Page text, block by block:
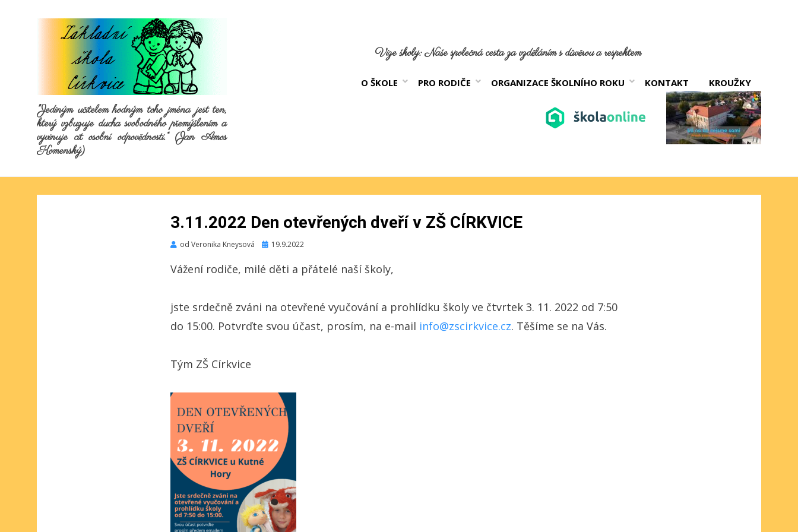
"Jediným učitelem hodným toho jména jest ten,
který vzbuzuje ducha svobodného přemýšlením a
vyvinuje cit osobní odpovědnosti.“ (Jan Amos
Komenský)
Vize školy: Naše společná cesta za vzděláním s důvěrou a respektem
O ŠKOLE PRO RODIČE ORGANIZACE ŠKOLNÍHO ROKU KONTAKT KROUŽKY
3.11.2022 Den otevřených dveří v ZŠ CÍRKVICE
od Veronika Kneysová Publikováno
19.9.2022
Vážení rodiče, milé děti a přátelé naší školy,
jste srdečně zváni na otevřené vyučování a prohlídku školy ve čtvrtek 3. 11. 2022 od 7:50
do 15:00. Potvrďte svou účast, prosím, na e-mail info@zscirkvice.cz. Těšíme se na Vás.
Tým ZŠ Církvice